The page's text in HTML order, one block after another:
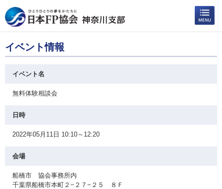
イベント情報
イベント名
無料体験相談会
日時
2022年05月11日 10:10～12:20
会場
船橋市 協会事務所内
千葉県船橋市本町２−２７−２５ ８Ｆ